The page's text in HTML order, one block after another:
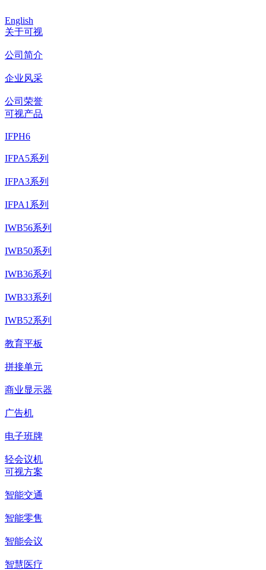
English
关于可视
公司简介
企业风采
公司荣誉
可视产品
IFPH6
IFPA5系列
IFPA3系列
IFPA1系列
IWB56系列
IWB50系列
IWB36系列
IWB33系列
IWB52系列
教育平板
拼接单元
商业显示器
广告机
电子班牌
轻会议机
可视方案
智能交通
智能零售
智能会议
智慧医疗